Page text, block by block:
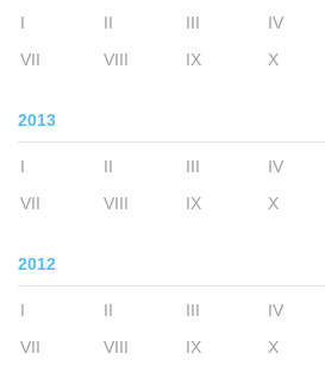
I II III IV
VII
VIII IX X
2013
I II III IV
VII
VIII IX X
2012
I II III IV
VII
VIII IX X